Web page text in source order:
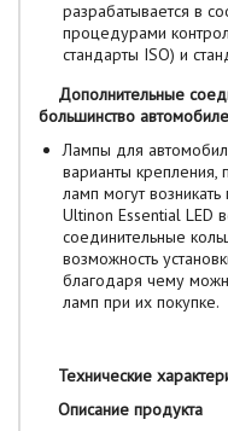
разрабатывается в
процедурами
стандарты ISO) и
Дополнительные
большинство
Лампы для
варианты крепления,
ламп могут
Ultinon Essential LED
соединительные
возможность
благодаря чему
ламп при их покупке.
Технические
Описание продукта